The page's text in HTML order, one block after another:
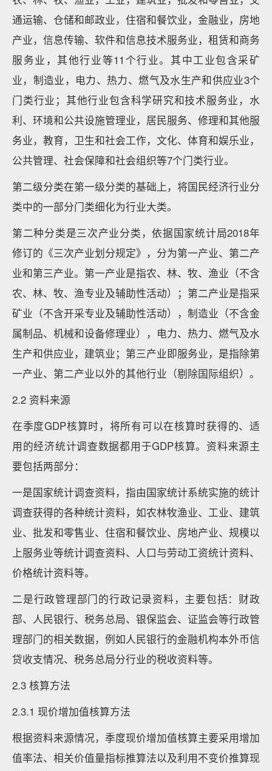
通运输、仓储和邮政业，住宿和餐饮业，金融业，房地
产业，信息传输、软件和信息技术服务业，租赁和商务
服务业，其他行业等11个行业。其中工业包含采矿
业，制造业，电力、热力、燃气及水生产和供应业3个
门类行业；其他行业包含科学研究和技术服务业，水
利、环境和公共设施管理业，居民服务、修理和其他服
务业，教育，卫生和社会工作，文化、体育和娱乐业，
公共管理、社会保障和社会组织等7个门类行业。
第二级分类在第一级分类的基础上，将国民经济行业分
类中的一部分门类细化为行业大类。
第二种分类是三次产业分类，依据国家统计局2018年
修订的《三次产业划分规定》，分为第一产业、第二产
业和第三产业。第一产业是指农、林、牧、渔业（不含
农、林、牧、渔专业及辅助性活动）；第二产业是指采
矿业（不含开采专业及辅助性活动），制造业（不含金
属制品、机械和设备修理业），电力、热力、燃气及水
生产和供应业，建筑业；第三产业即服务业，是指除第
一产业、第二产业以外的其他行业（剔除国际组织）。
2.2 资料来源
在季度GDP核算时，将所有可以在核算时获得的、适
用的经济统计调查数据都用于GDP核算。资料来源主
要包括两部分：
一是国家统计调查资料，指由国家统计系统实施的统计
调查获得的各种统计资料，如农林牧渔业、工业、建筑
业、批发和零售业、住宿和餐饮业、房地产业、规模以
上服务业等统计调查资料、人口与劳动工资统计资料、
价格统计资料等。
二是行政管理部门的行政记录资料，主要包括：财政
部、人民银行、税务总局、银保监会、证监会等行政管
理部门的相关数据，例如人民银行的金融机构本外币信
贷收支情况、税务总局分行业的税收资料等。
2.3 核算方法
2.3.1 现价增加值核算方法
根据资料来源情况，季度现价增加值核算主要采用增加
值率法、相关价值量指标推算法以及利用不变价推算现